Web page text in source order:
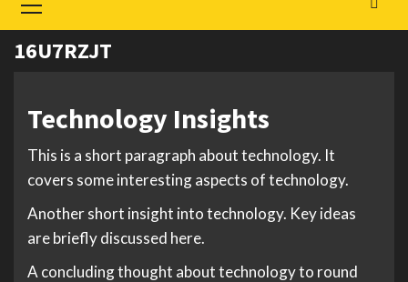
меню
16U7RZJT
Technology Insights
This is a short paragraph about technology. It
covers some interesting aspects of technology.
Another short insight into technology. Key ideas
are briefly discussed here.
A concluding thought about technology to round